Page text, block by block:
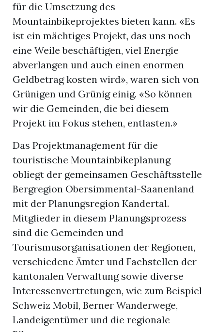
für die Umsetzung des
Mountainbikeprojektes bieten kann. «Es
ist ein mächtiges Projekt, das uns noch
eine Weile beschäftigen, viel Energie
abverlangen und auch einen enormen
Geldbetrag kosten wird», waren sich von
Grünigen und Grünig einig. «So können
wir die Gemeinden, die bei diesem
Projekt im Fokus stehen, entlasten.»
Das Projektmanagement für die
touristische Mountainbikeplanung
obliegt der gemeinsamen Geschäftsstelle
Bergregion Obersimmental-Saanenland
mit der Planungsregion Kandertal.
Mitglieder in diesem Planungsprozess
sind die Gemeinden und
Tourismusorganisationen der Regionen,
verschiedene Ämter und Fachstellen der
kantonalen Verwaltung sowie diverse
Interessenvertretungen, wie zum Beispiel
Schweiz Mobil, Berner Wanderwege,
Landeigentümer und die regionale